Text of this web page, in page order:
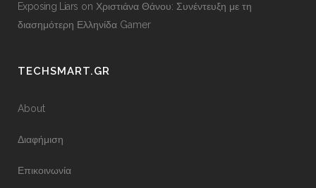
Exposing Liars on Χριστιάνα Θάνου: Συνέντευξη με τη
διασημότερη Ελληνίδα Gamer
TECHSMART.GR
About
Διαφήμιση
Επικοινωνία